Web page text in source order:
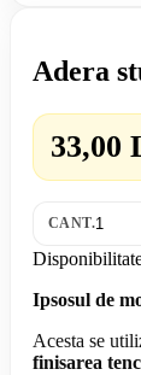
Adera
33,00
CANT.
Ipsosul de
Acesta se
finisarea